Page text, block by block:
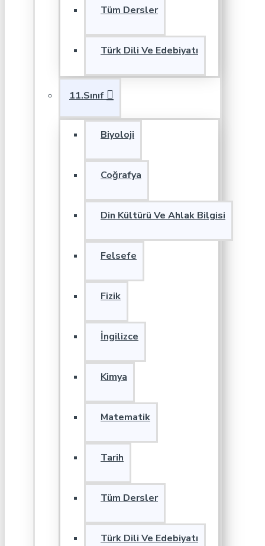
Tüm Dersler
Türk Dili Ve Edebiyatı
11.Sınıf
Biyoloji
Coğrafya
Din Kültürü Ve Ahlak Bilgisi
Felsefe
Fizik
İngilizce
Kimya
Matematik
Tarih
Tüm Dersler
Türk Dili Ve Edebiyatı